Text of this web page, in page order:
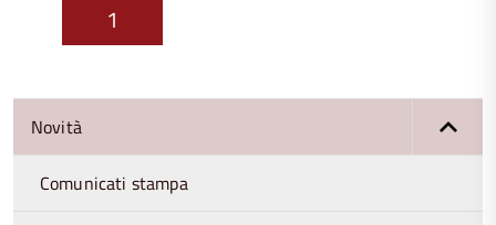
1
Novità
Comunicati stampa